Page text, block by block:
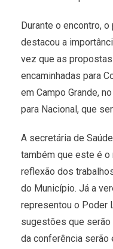
Durante o encontro,
destacou a
vez que as
encaminhadas para
em Campo Grande,
para Nacional, que
A secretária de
também que este é
reflexão dos
do Município. Já a
representou o Poder
sugestões que
da conferência serão